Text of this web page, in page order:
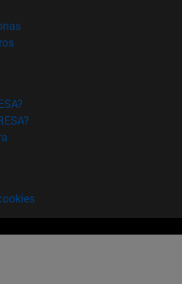
(abre en nueva ventana)
(abre en nueva ventana)